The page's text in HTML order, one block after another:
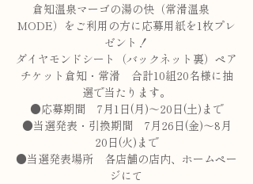
倉知温泉マーゴの湯の快（常滑温泉
MODE）をご利用の方に応募用紙を1枚プレ
ゼント！
ダイヤモンドシート（バックネット裏）ペア
チケット倉知・常滑 合計10組20名様に抽
選で当たります。
●応募期間 7月1日(月)～20日(土)まで
●当選発表・引換期間 7月26日(金)～8月
20日(火)まで
●当選発表場所 各店舗の店内、ホームペー
ジにて